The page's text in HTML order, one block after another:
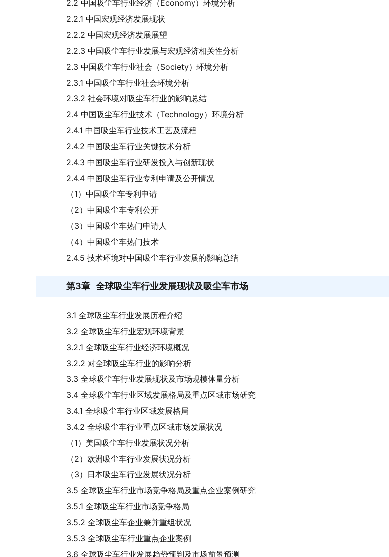
2.2 中国吸尘车行业经济（Economy）环境分析
2.2.1 中国宏观经济发展现状
2.2.2 中国宏观经济发展展望
2.2.3 中国吸尘车行业发展与宏观经济相关性分析
2.3 中国吸尘车行业社会（Society）环境分析
2.3.1 中国吸尘车行业社会环境分析
2.3.2 社会环境对吸尘车行业的影响总结
2.4 中国吸尘车行业技术（Technology）环境分析
2.4.1 中国吸尘车行业技术工艺及流程
2.4.2 中国吸尘车行业关键技术分析
2.4.3 中国吸尘车行业研发投入与创新现状
2.4.4 中国吸尘车行业专利申请及公开情况
（1）中国吸尘车专利申请
（2）中国吸尘车专利公开
（3）中国吸尘车热门申请人
（4）中国吸尘车热门技术
2.4.5 技术环境对中国吸尘车行业发展的影响总结
第3章 全球吸尘车行业发展现状及吸尘车市场
3.1 全球吸尘车行业发展历程介绍
3.2 全球吸尘车行业宏观环境背景
3.2.1 全球吸尘车行业经济环境概况
3.2.2 对全球吸尘车行业的影响分析
3.3 全球吸尘车行业发展现状及市场规模体量分析
3.4 全球吸尘车行业区域发展格局及重点区域市场研究
3.4.1 全球吸尘车行业区域发展格局
3.4.2 全球吸尘车行业重点区域市场发展状况
（1）美国吸尘车行业发展状况分析
（2）欧洲吸尘车行业发展状况分析
（3）日本吸尘车行业发展状况分析
3.5 全球吸尘车行业市场竞争格局及重点企业案例研究
3.5.1 全球吸尘车行业市场竞争格局
3.5.2 全球吸尘车企业兼并重组状况
3.5.3 全球吸尘车行业重点企业案例
3.6 全球吸尘车行业发展趋势预判及市场前景预测